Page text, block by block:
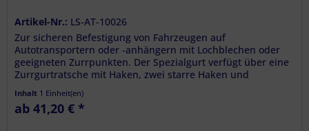
Artikel-Nr.: LS-AT-10026
Zur sicheren Befestigung von Fahrzeugen auf
Autotransportern oder -anhängern mit Lochblechen oder
geeigneten Zurrpunkten. Der Spezialgurt verfügt über eine
Zurrgurtratsche mit Haken, zwei starre Haken und
Inhalt 1 Einheit(en)
ab 41,20 € *